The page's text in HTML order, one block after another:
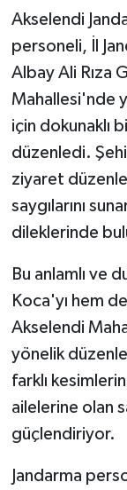
Akselendi
personeli, İl
Albay Ali Rıza
Mahallesi'nde
için dokunaklı
düzenledi.
ziyaret
saygılarını
dileklerinde
Bu anlamlı ve
Koca'yı hem
Akselendi
yönelik
farklı
ailelerine olan
güçlendiriyor.
Jandarma
Akhisar
Etiketler